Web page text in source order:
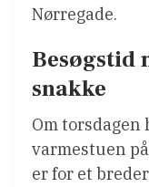
Nørregade.
Besøgstid
snakke
Om torsdagen
varmestuen
er for et